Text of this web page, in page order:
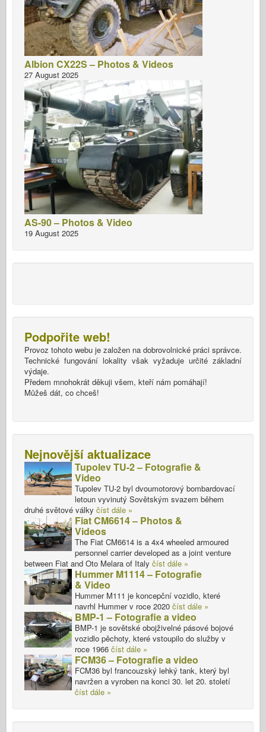
Albion CX22S – Photos & Videos
27 August 2025
AS-90 – Photos & Video
19 August 2025
Podpořite web!
Provoz tohoto webu je založen na dobrovolnické práci správce.
Technické fungování lokality však vyžaduje určité základní
výdaje.
Předem mnohokrát děkuji všem, kteří nám pomáhají!
Můžeš dát, co chceš!
Nejnovější aktualizace
Tupolev TU-2 – Fotografie &
Video
Tupolev TU-2 byl dvoumotorový bombardovací
letoun vyvinutý Sovětským svazem během
druhé světové války číst dále »
Fiat CM6614 – Photos &
Videos
The Fiat CM6614 is a 4x4 wheeled armoured
personnel carrier developed as a joint venture
between Fiat and Oto Melara of Italy číst dále »
Hummer M1114 – Fotografie
& Video
Hummer M111 je koncepční vozidlo, které
navrhl Hummer v roce 2020 číst dále »
BMP-1 – Fotografie a video
BMP-1 je sovětské obojživelné pásové bojové
vozidlo pěchoty, které vstoupilo do služby v
roce 1966 číst dále »
FCM36 – Fotografie a video
FCM36 byl francouzský lehký tank, který byl
navržen a vyroben na konci 30. let 20. století
číst dále »